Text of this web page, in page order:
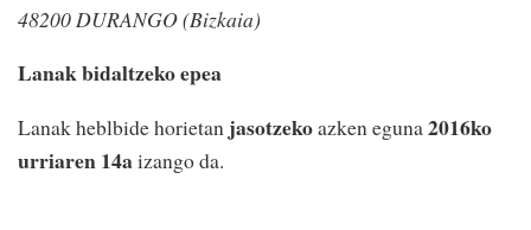
48200 DURANGO (Bizkaia)
Lanak bidaltzeko epea
Lanak heblbide horietan jasotzekoazken eguna2016ko
urriaren 14aizango da.